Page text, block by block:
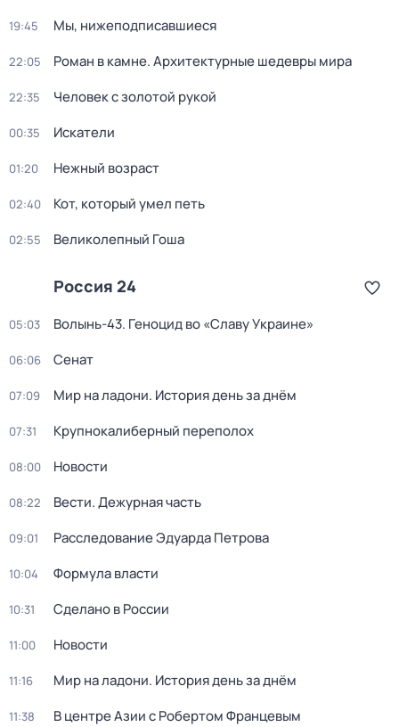
19:45 Мы, нижеподписавшиеся
22:05 Роман в камне. Архитектурные шедевры мира
22:35 Человек с золотой рукой
00:35 Искатели
01:20 Нежный возраст
02:40 Кот, который умел петь
02:55 Великолепный Гоша
Россия 24
05:03 Волынь-43. Геноцид во «Славу Украине»
06:06 Сенат
07:09 Мир на ладони. История день за днём
07:31 Крупнокалиберный переполох
08:00 Новости
08:22 Вести. Дежурная часть
09:01 Расследование Эдуарда Петрова
10:04 Формула власти
10:31 Сделано в России
11:00 Новости
11:16 Мир на ладони. История день за днём
11:38 В центре Азии с Робертом Францевым